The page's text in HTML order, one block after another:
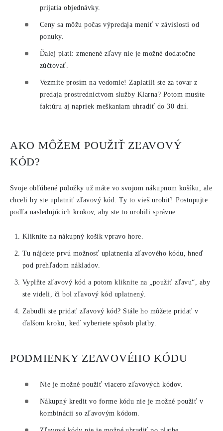
prijatia objednávky.
Ceny sa môžu počas výpredaja meniť v závislosti od
ponuky.
Ďalej platí: zmenené zľavy nie je možné dodatočne
zúčtovať.
Vezmite prosím na vedomie! Zaplatili ste za tovar z
predaja prostredníctvom služby Klarna? Potom musíte
faktúru aj napriek meškaniam uhradiť do 30 dní.
AKO MÔŽEM POUŽIŤ ZĽAVOVÝ
KÓD?
Svoje obľúbené položky už máte vo svojom nákupnom košíku, ale
chceli by ste uplatniť zľavový kód. Ty to vieš urobiť! Postupujte
podľa nasledujúcich krokov, aby ste to urobili správne:
Kliknite na nákupný košík vpravo hore.
Tu nájdete prvú možnosť uplatnenia zľavového kódu, hneď
pod prehľadom nákladov.
Vyplňte zľavový kód a potom kliknite na „použiť zľavu“, aby
ste videli, či bol zľavový kód uplatnený.
Zabudli ste pridať zľavový kód? Stále ho môžete pridať v
ďalšom kroku, keď vyberiete spôsob platby.
PODMIENKY ZĽAVOVÉHO KÓDU
Nie je možné použiť viacero zľavových kódov.
Nákupný kredit vo forme kódu nie je možné použiť v
kombinácii so zľavovým kódom.